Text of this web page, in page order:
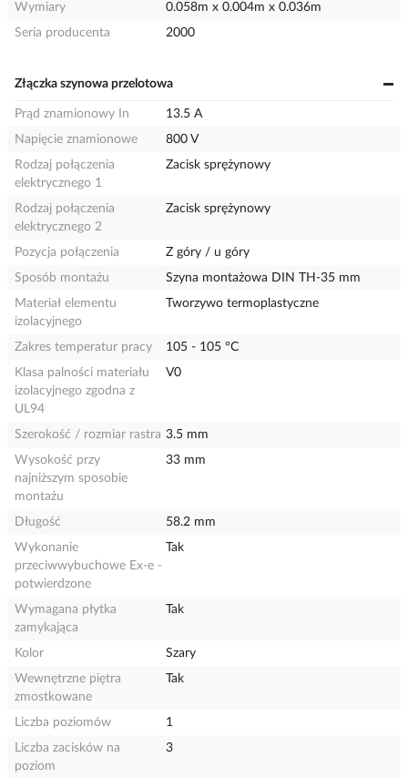
Wymiary
0.058m x 0.004m x 0.036m
Seria producenta
2000
Złączka szynowa przelotowa
Prąd znamionowy In
13.5 A
Napięcie znamionowe
800 V
Rodzaj połączenia
elektrycznego 1
Zacisk sprężynowy
Rodzaj połączenia
elektrycznego 2
Zacisk sprężynowy
Pozycja połączenia
Z góry / u góry
Sposób montażu
Szyna montażowa DIN TH-35 mm
Materiał elementu
izolacyjnego
Tworzywo termoplastyczne
Zakres temperatur pracy
105 - 105 °C
Klasa palności materiału
izolacyjnego zgodna z
UL94
V0
Szerokość / rozmiar rastra 3.5 mm
Wysokość przy
najniższym sposobie
montażu
33 mm
Długość
58.2 mm
Wykonanie
przeciwwybuchowe Ex-e -
potwierdzone
Tak
Wymagana płytka
zamykająca
Tak
Kolor
Szary
Wewnętrzne piętra
zmostkowane
Tak
Liczba poziomów
1
Liczba zacisków na
poziom
3